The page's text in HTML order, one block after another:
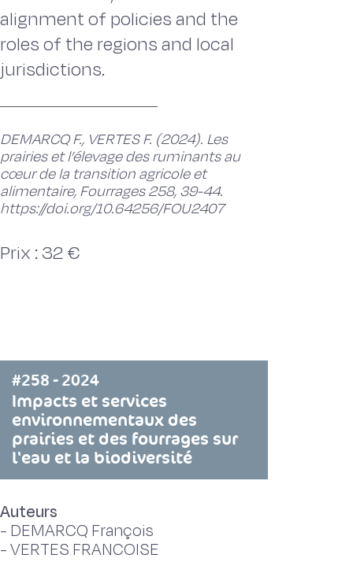
alignment of policies and the
roles of the regions and local
jurisdictions.
DEMARCQ F., VERTES F. (2024). Les
prairies et l’élevage des ruminants au
cœur de la transition agricole et
alimentaire, Fourrages 258, 39-44.
https://doi.org/10.64256/FOU2407
Prix : 32 €
#258 - 2024
Impacts et services
environnementaux des
prairies et des fourrages sur
l'eau et la biodiversité
Auteurs
- DEMARCQ François
-VERTES FRANCOISE